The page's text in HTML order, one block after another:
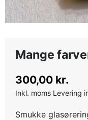
Mange
300,00 kr.
Inkl. moms Levering
Smukke